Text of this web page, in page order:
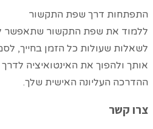
התפתחות דרך שפת התקשור
ללמוד את שפת התקשור שתאפשר
לשאלות שעולות כל הזמן בחייך,
אותך ולהפוך את האינטואיציה לדרך
ההדרכה העליונה האישית שלך.
צרו קשר